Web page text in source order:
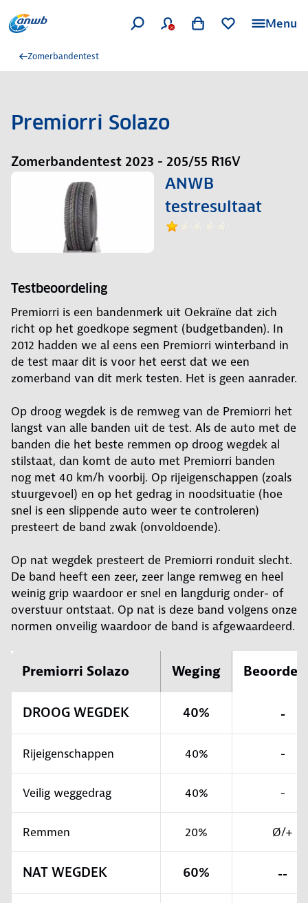
Menu
Zomerbandentest
Premiorri Solazo
Zomerbandentest 2023 - 205/55 R16V
ANWB
testresultaat
Testbeoordeling
Premiorri is een bandenmerk uit Oekraïne dat zich
richt op het goedkope segment (budgetbanden). In
2012 hadden we al eens een Premiorri winterband in
de test maar dit is voor het eerst dat we een
zomerband van dit merk testen. Het is geen aanrader.
Op droog wegdek is de remweg van de Premiorri het
langst van alle banden uit de test. Als de auto met de
banden die het beste remmen op droog wegdek al
stilstaat, dan komt de auto met Premiorri banden
nog met 40 km/h voorbij. Op rijeigenschappen (zoals
stuurgevoel) en op het gedrag in noodsituatie (hoe
snel is een slippende auto weer te controleren)
presteert de band zwak (onvoldoende).
Op nat wegdek presteert de Premiorri ronduit slecht.
De band heeft een zeer, zeer lange remweg en heel
weinig grip waardoor er snel en langdurig onder- of
overstuur ontstaat. Op nat is deze band volgens onze
normen onveilig waardoor de band is afgewaardeerd.
Premiorri Solazo Weging
DROOG WEGDEK 40% -
Rijeigenschappen 40% -
Veilig weggedrag 40% -
Remmen 20% Ø/+
NAT WEGDEK 60% --